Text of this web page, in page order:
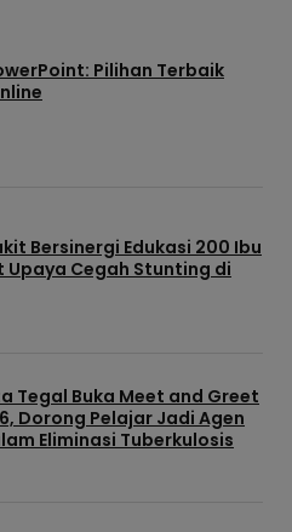
Pilihan Terbaik
Bersinergi Edukasi 200 Ibu
Upaya Cegah Stunting di
Tegal Buka Meet and Greet
Dorong Pelajar Jadi Agen
Eliminasi Tuberkulosis